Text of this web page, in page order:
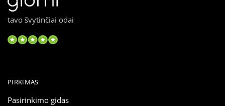
tavo švytinčiai odai
PIRKIMAS
Pasirinkimo gidas